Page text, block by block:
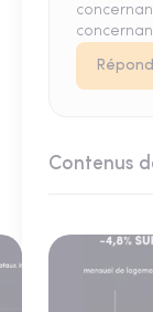
Contenus